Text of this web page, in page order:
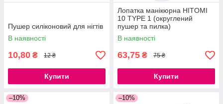
Пушер силіконовий для нігтів
В наявності
10,80 ₴ 12 ₴
Купити
Лопатка манікюрна HITOMI
10 TYPE 1 (округлений
пушер та пилка)
В наявності
63,75 ₴ 75 ₴
Купити
–10% –10%